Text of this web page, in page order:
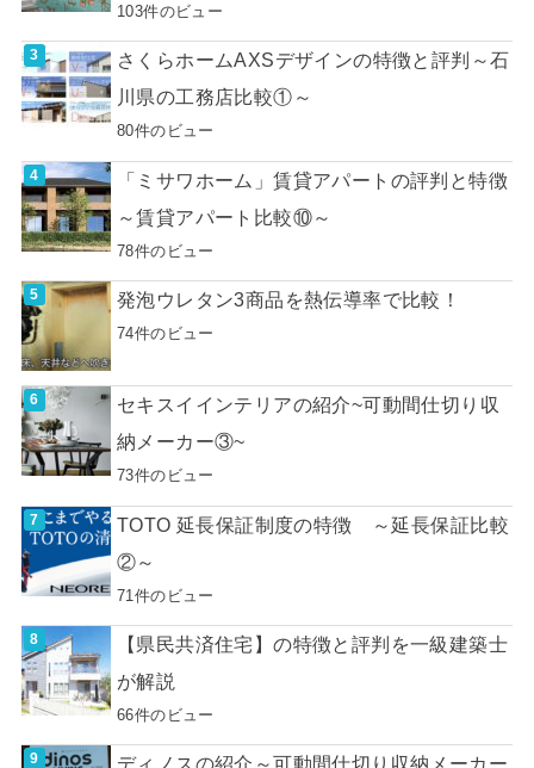
103件のビュー
さくらホームAXSデザインの特徴と評判～石
川県の工務店比較①～
80件のビュー
「ミサワホーム」賃貸アパートの評判と特徴
～賃貸アパート比較⑩～
78件のビュー
発泡ウレタン3商品を熱伝導率で比較！
74件のビュー
セキスイインテリアの紹介~可動間仕切り収
納メーカー③~
73件のビュー
TOTO 延長保証制度の特徴 ～延長保証比較
②～
71件のビュー
【県民共済住宅】の特徴と評判を一級建築士
が解説
66件のビュー
ディノスの紹介～可動間仕切り収納メーカー